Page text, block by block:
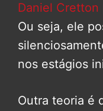
Daniel Cretton
Ou seja, ele
nos estágios
Outra teoria é